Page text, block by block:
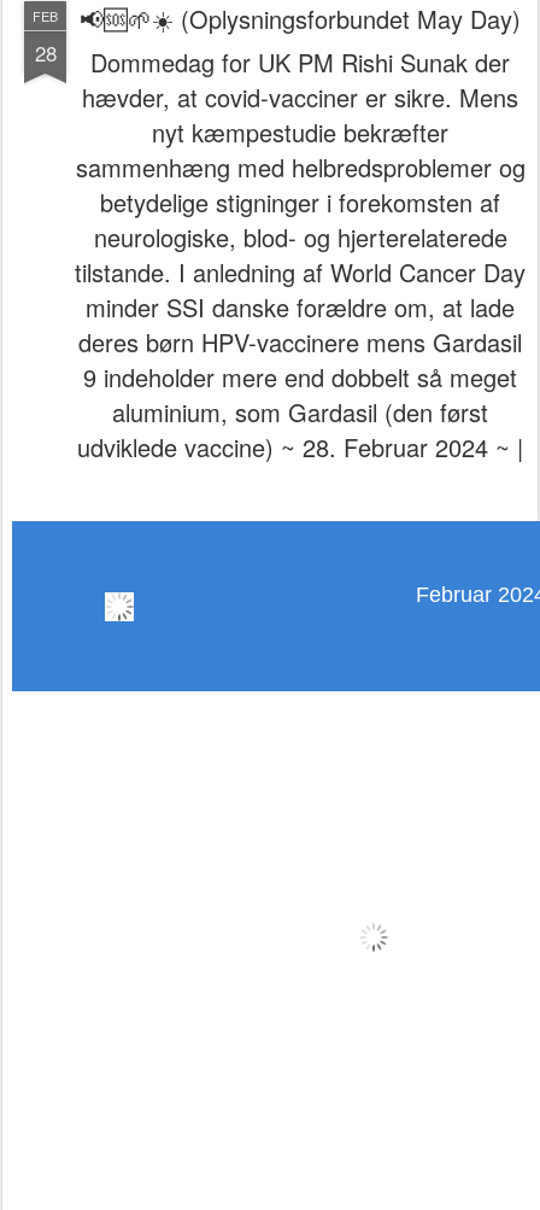
FEB
28
📢🆘🌱☀️ (Oplysningsforbundet May Day)
Dommedag for UK PM Rishi Sunak der
hævder, at covid-vacciner er sikre. Mens
nyt kæmpestudie bekræfter
sammenhæng med helbredsproblemer og
betydelige stigninger i forekomsten af
neurologiske, blod- og hjerterelaterede
tilstande. I anledning af World Cancer Day
minder SSI danske forældre om, at lade
deres børn HPV-vaccinere mens Gardasil
9 indeholder mere end dobbelt så meget
aluminium, som Gardasil (den først
udviklede vaccine) ~ 28. Februar 2024 ~ |
Februar